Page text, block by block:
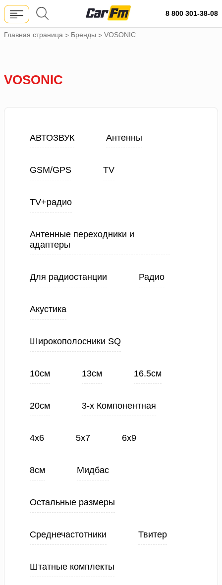
8 800 301-38-08
Главная страница > Бренды > VOSONIC
VOSONIC
АВТОЗВУК Антенны
GSM/GPS TV
TV+радио
Антенные переходники и
адаптеры
Для радиостанции Радио
Акустика
Широкополосники SQ
10см 13см 16.5см
20см 3-х Компонентная
4х6 5х7 6х9
8см Мидбас
Остальные размеры
Среднечастотники Твитер
Штатные комплекты